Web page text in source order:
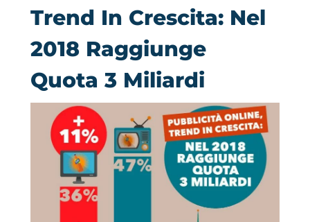
Trend In Crescita: Nel
2018 Raggiunge
Quota 3 Miliardi